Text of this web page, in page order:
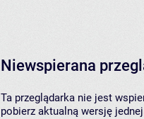
Niewspierana
Ta przeglądarka nie jest
pobierz aktualną wersję